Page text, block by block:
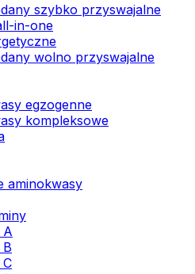
szybko przyswajalne
in-one
wolno przyswajalne
egzogenne
kompleksowe
aminokwasy
A